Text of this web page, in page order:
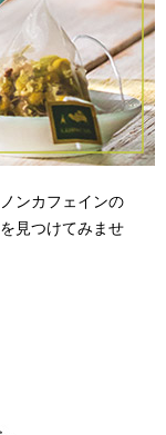
ンカフェインの
見つけてみませ